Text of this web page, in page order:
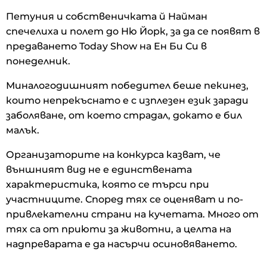
Петуния и собственичката й Найман
спечелиха и полет до Ню Йорк, за да се появят в
предаването Today Show на Ен Би Си в
понеделник.
Миналогодишният победител беше пекинез,
които непрекъснато е с изплезен език заради
заболяване, от което страдал, докато е бил
малък.
Организаторите на конкурса казват, че
външният вид не е единствената
характеристика, която се търси при
участниците. Според тях се оценяват и по-
привлекателни страни на кучетата. Много от
тях са от приюти за животни, а целта на
надпреварата е да насърчи осиновяването.